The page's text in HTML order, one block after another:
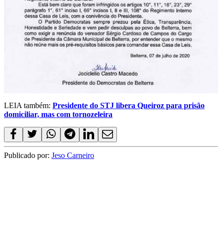
LEIA também: Presidente do STJ libera Queiroz para prisão
domiciliar, mas com tornozeleira
Publicado por: Jeso Carneiro